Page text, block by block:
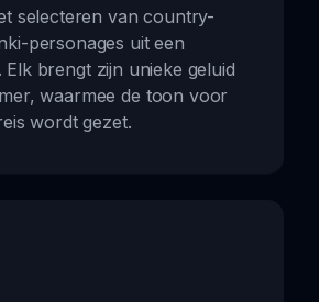
selecteren van country-
personages uit een
Elk brengt zijn unieke geluid
waarmee de toon voor
wordt gezet.